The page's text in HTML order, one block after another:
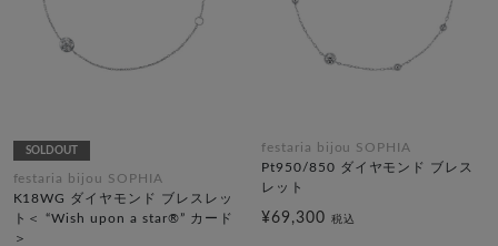
SOLDOUT
festaria bijou SOPHIA
K18WG ダイヤモンド ブレスレッ
ト＜ “Wish upon a star®” カード
＞
festaria bijou SOPHIA
Pt950/850 ダイヤモンド ブレス
レット
¥69,300 税込